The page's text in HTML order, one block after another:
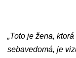
„Toto je žena,
sebavedomá, je